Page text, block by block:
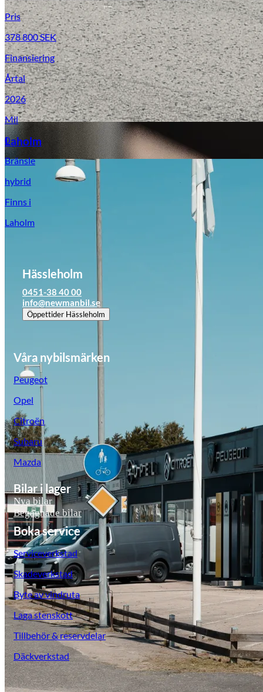
Laga stenskott
Laholm
Pris
378 800SEK
Finansiering
Årtal
2026
Mil
0
Bränsle
hybrid
Finns i
Laholm
Hässleholm
0451-38 40 00
info@newmanbil.se
Öppettider Hässleholm
Våra nybilsmärken
Peugeot
Opel
Citroën
Subaru
Mazda
Bilar i lager
Nya bilar
Begagnade bilar
Boka service
Serviceverkstad
Skadeverkstad
Byte av vindruta
Laga stenskott
Tillbehör & reservdelar
Däckverkstad